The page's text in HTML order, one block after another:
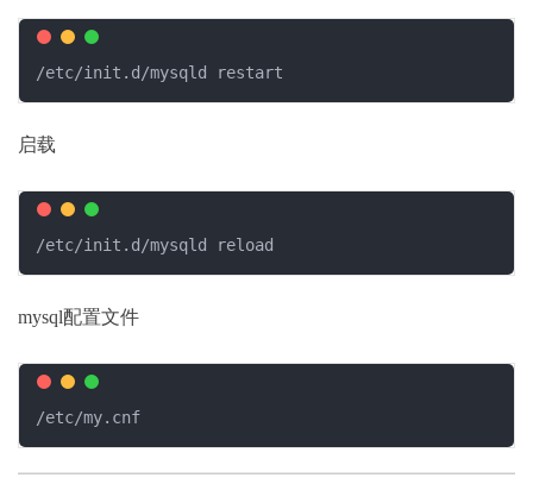
/etc/init.d/mysqld restart
启载
/etc/init.d/mysqld reload
mysql配置文件
/etc/my.cnf